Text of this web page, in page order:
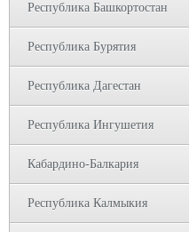
Республика Башкортостан
Республика Бурятия
Республика Дагестан
Республика Ингушетия
Кабардино-Балкария
Республика Калмыкия